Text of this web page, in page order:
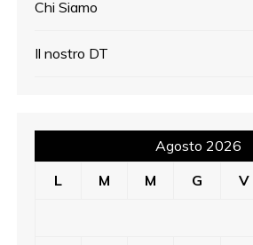
Chi Siamo
Il nostro DT
Agosto 2026
L
M M G V